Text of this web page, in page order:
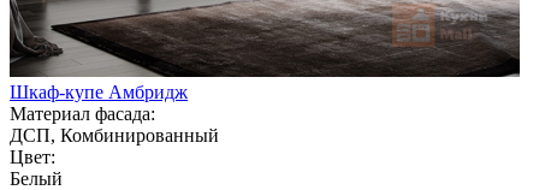
Шкаф-купе Амбридж
Материал фасада:
ДСП, Комбинированный
Цвет:
Белый